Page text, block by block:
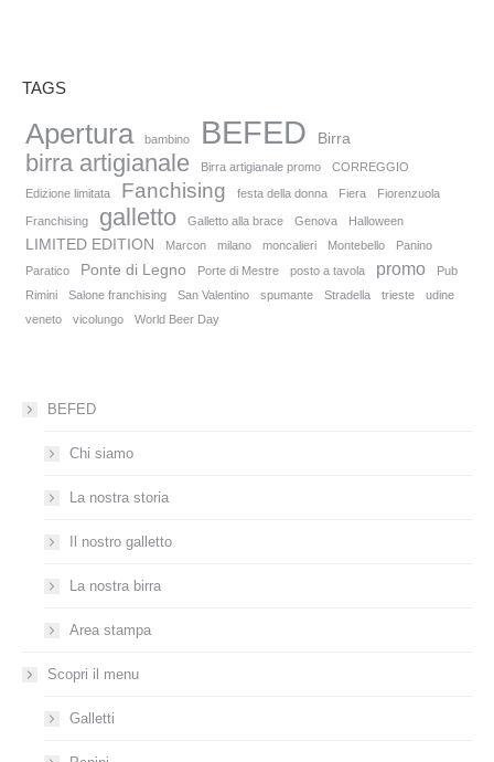
TAGS
Apertura bambino BEFED Birra
birra artigianale Birra artigianale promo
CORREGGIO
Edizione limitata
Fanchising festa della donna Fiera Fiorenzuola
Franchising galletto Galletto alla brace Genova Halloween
LIMITED EDITION Marcon milano moncalieri Montebello
Panino
Paratico
Ponte di Legno Porte di Mestre posto a tavola promo
Pub
Rimini
Salone franchising San Valentino spumante Stradella trieste
udine
veneto
vicolungo World Beer Day
BEFED
Chi siamo
La nostra storia
Il nostro galletto
La nostra birra
Area stampa
Scopri il menu
Galletti